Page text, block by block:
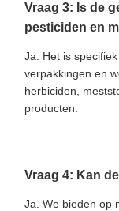
Vraag 3: Is de
pesticiden en
Ja. Het is
verpakkingen en
herbiciden,
producten.
Vraag 4: Kan
Ja. We bieden op